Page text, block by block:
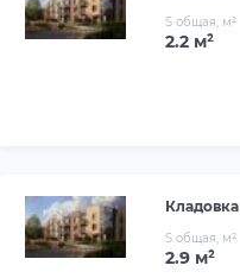
S общая, м²
2.2 м²
Кладовка
S общая, м²
2.9 м²